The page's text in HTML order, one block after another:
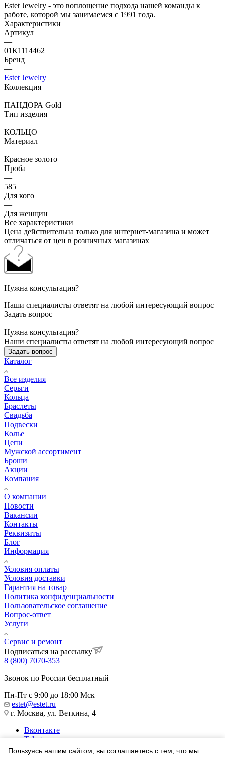
Estet Jewelry - это воплощение подхода нашей команды к
работе, которой мы занимаемся с 1991 года.
Характеристики
Артикул
—
01К1114462
Бренд
—
Estet Jewelry
Коллекция
—
ПАНДОРА Gold
Тип изделия
—
КОЛЬЦО
Материал
—
Красное золото
Проба
—
585
Для кого
—
Для женщин
Все характеристики
Цена действительна только для интернет-магазина и может
отличаться от цен в розничных магазинах
Нужна консультация?
Наши специалисты ответят на любой интересующий вопрос
Задать вопрос
Нужна консультация?
Наши специалисты ответят на любой интересующий вопрос
Задать вопрос
Каталог
Все изделия
Серьги
Кольца
Браслеты
Свадьба
Подвески
Колье
Цепи
Мужской ассортимент
Броши
Акции
Компания
О компании
Новости
Вакансии
Контакты
Реквизиты
Блог
Информация
Условия оплаты
Условия доставки
Гарантия на товар
Политика конфиденциальности
Пользовательское соглашение
Вопрос-ответ
Услуги
Сервис и ремонт
Подписаться на рассылку
8 (800) 7070-353
Звонок по России бесплатный
Пн-Пт с 9:00 до 18:00 Мск
estet@estet.ru
г. Москва, ул. Веткина, 4
Вконтакте
Telegram
Одноклассники
Пользуясь нашим сайтом, вы соглашаетесь с тем, что мы